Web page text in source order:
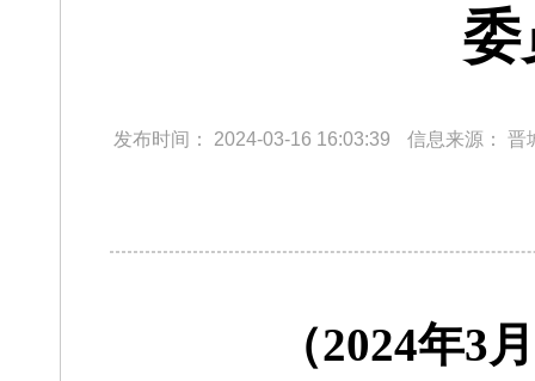
委
发布时间： 2024-03-16 16:03:39 信息来源： 晋
（2024年3